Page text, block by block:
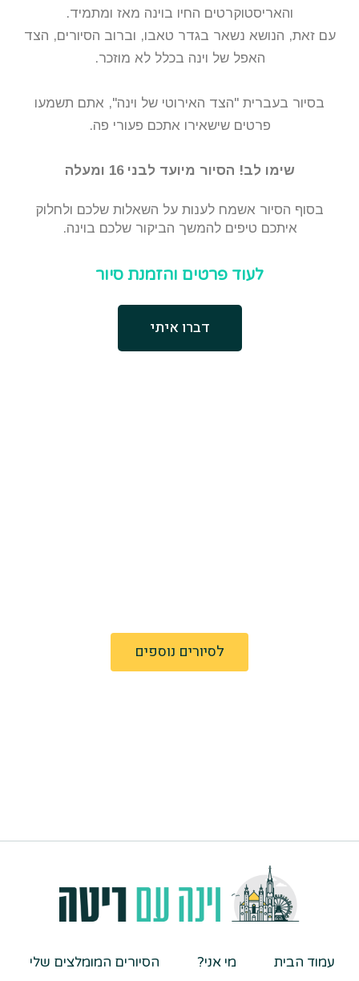
והאריסטוקרטים החיו בוינה מאז ומתמיד.
עם זאת, הנושא נשאר בגדר טאבו, וברוב הסיורים, הצד
האפל של וינה בכלל לא מוזכר.
בסיור בעברית "הצד האירוטי של וינה", אתם תשמעו
פרטים שישאירו אתכם פעורי פה.
שימו לב! הסיור מיועד לבני 16 ומעלה
בסוף הסיור אשמח לענות על השאלות שלכם ולחלוק
איתכם טיפים להמשך הביקור שלכם בוינה.
לעוד פרטים והזמנת סיור
דברו איתי
לסיורים נוספים
עמוד הבית מי אני? הסיורים המומלצים שלי